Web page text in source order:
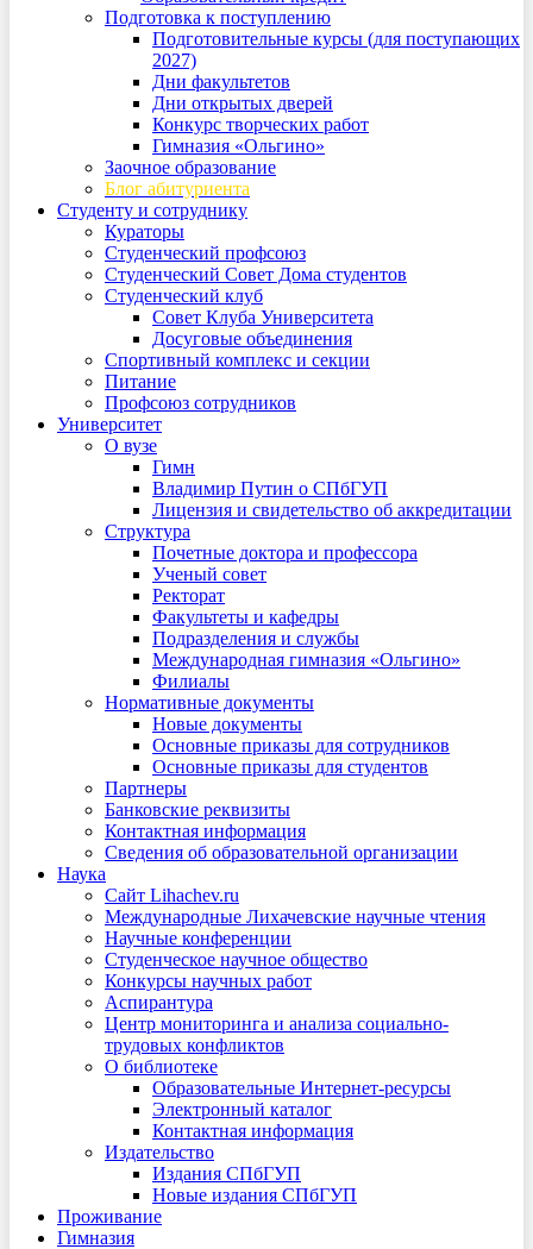
Подготовка к поступлению
Подготовительные курсы (для поступающих
2027)
Дни факультетов
Дни открытых дверей
Конкурс творческих работ
Гимназия «Ольгино»
Заочное образование
Блог абитуриента
Студенту и сотруднику
Кураторы
Студенческий профсоюз
Студенческий Совет Дома студентов
Студенческий клуб
Совет Клуба Университета
Досуговые объединения
Спортивный комплекс и секции
Питание
Профсоюз сотрудников
Университет
О вузе
Гимн
Владимир Путин о СПбГУП
Лицензия и свидетельство об аккредитации
Структура
Почетные доктора и профессора
Ученый совет
Ректорат
Факультеты и кафедры
Подразделения и службы
Международная гимназия «Ольгино»
Филиалы
Нормативные документы
Новые документы
Основные приказы для сотрудников
Основные приказы для студентов
Партнеры
Банковские реквизиты
Контактная информация
Сведения об образовательной организации
Наука
Сайт Lihachev.ru
Международные Лихачевские научные чтения
Научные конференции
Студенческое научное общество
Конкурсы научных работ
Аспирантура
Центр мониторинга и анализа социально-
трудовых конфликтов
О библиотеке
Образовательные Интернет-ресурсы
Электронный каталог
Контактная информация
Издательство
Издания СПбГУП
Новые издания СПбГУП
Проживание
Гимназия